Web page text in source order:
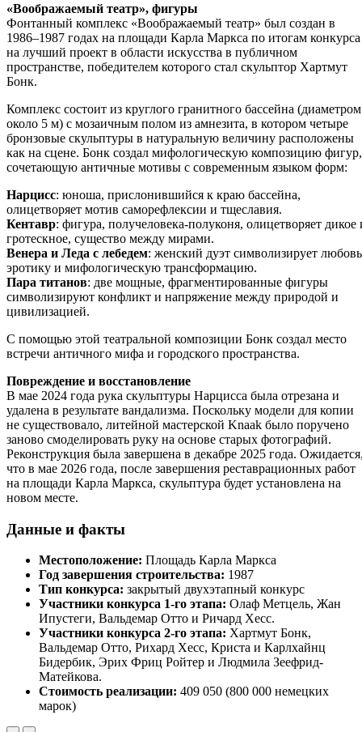
«Воображаемый театр», фигуры
Фонтанный комплекс «Воображаемый театр» был создан в
1986–1987 годах на площади Карла Маркса по итогам конкурса
на лучший проект в области искусства в публичном
пространстве, победителем которого стал скульптор Хартмут
Бонк.
Комплекс состоит из круглого гранитного бассейна (диаметром
около 5 м) с мозаичным полом из амнезита, в котором четыре
бронзовые скульптуры в натуральную величину расположены
как на сцене. Бонк создал мифологическую композицию фигур,
сочетающую античные мотивы с современным языком форм:
Нарцисс: юноша, прислонившийся к краю бассейна,
олицетворяет мотив саморефлексии и тщеславия.
Кентавр: фигура, получеловека-полуконя, олицетворяет дикое
гротескное, существо между мирами.
Венера и Леда с лебедем: женский дуэт символизирует
эротику и мифологическую трансформацию.
Пара титанов: две мощные, фрагментированные фигуры
символизируют конфликт и напряжение между природой и
цивилизацией.
С помощью этой театральной композиции Бонк создал место
встречи античного мифа и городского пространства.
Повреждение и восстановление
В мае 2024 года рука скульптуры Нарцисса была отрезана и
удалена в результате вандализма. Поскольку модели для копии
не существовало, литейной мастерской Knaak было поручено
заново смоделировать руку на основе старых фотографий.
Реконструкция была завершена в декабре 2025 года.
что в мае 2026 года, после завершения реставрационных работ
на площади Карла Маркса, скульптура будет установлена на
новом месте.
Данные и факты
Местоположение: Площадь Карла Маркса
Год завершения строительства: 1987
Тип конкурса: закрытый двухэтапный конкурс
Участники конкурса 1-го этапа: Олаф Метцель, Жан
Ипустеги, Вальдемар Отто и Ричард Хесс.
Участники конкурса 2-го этапа: Хартмут Бонк,
Вальдемар Отто, Рихард Хесс, Криста и Карлхайнц
Бидербик, Эрих Фриц Ройтер и Людмила Зеефрид-
Матейкова.
Стоимость реализации: 409 050 (800 000 немецких
марок)